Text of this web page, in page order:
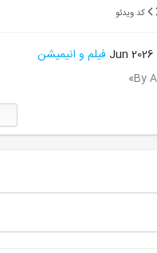
فیلم و انیمیشن